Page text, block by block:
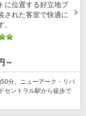
に位置する好立地ブ
された客室で快適に
～
分。ニューアーク・リバ
セントラル駅から徒歩で